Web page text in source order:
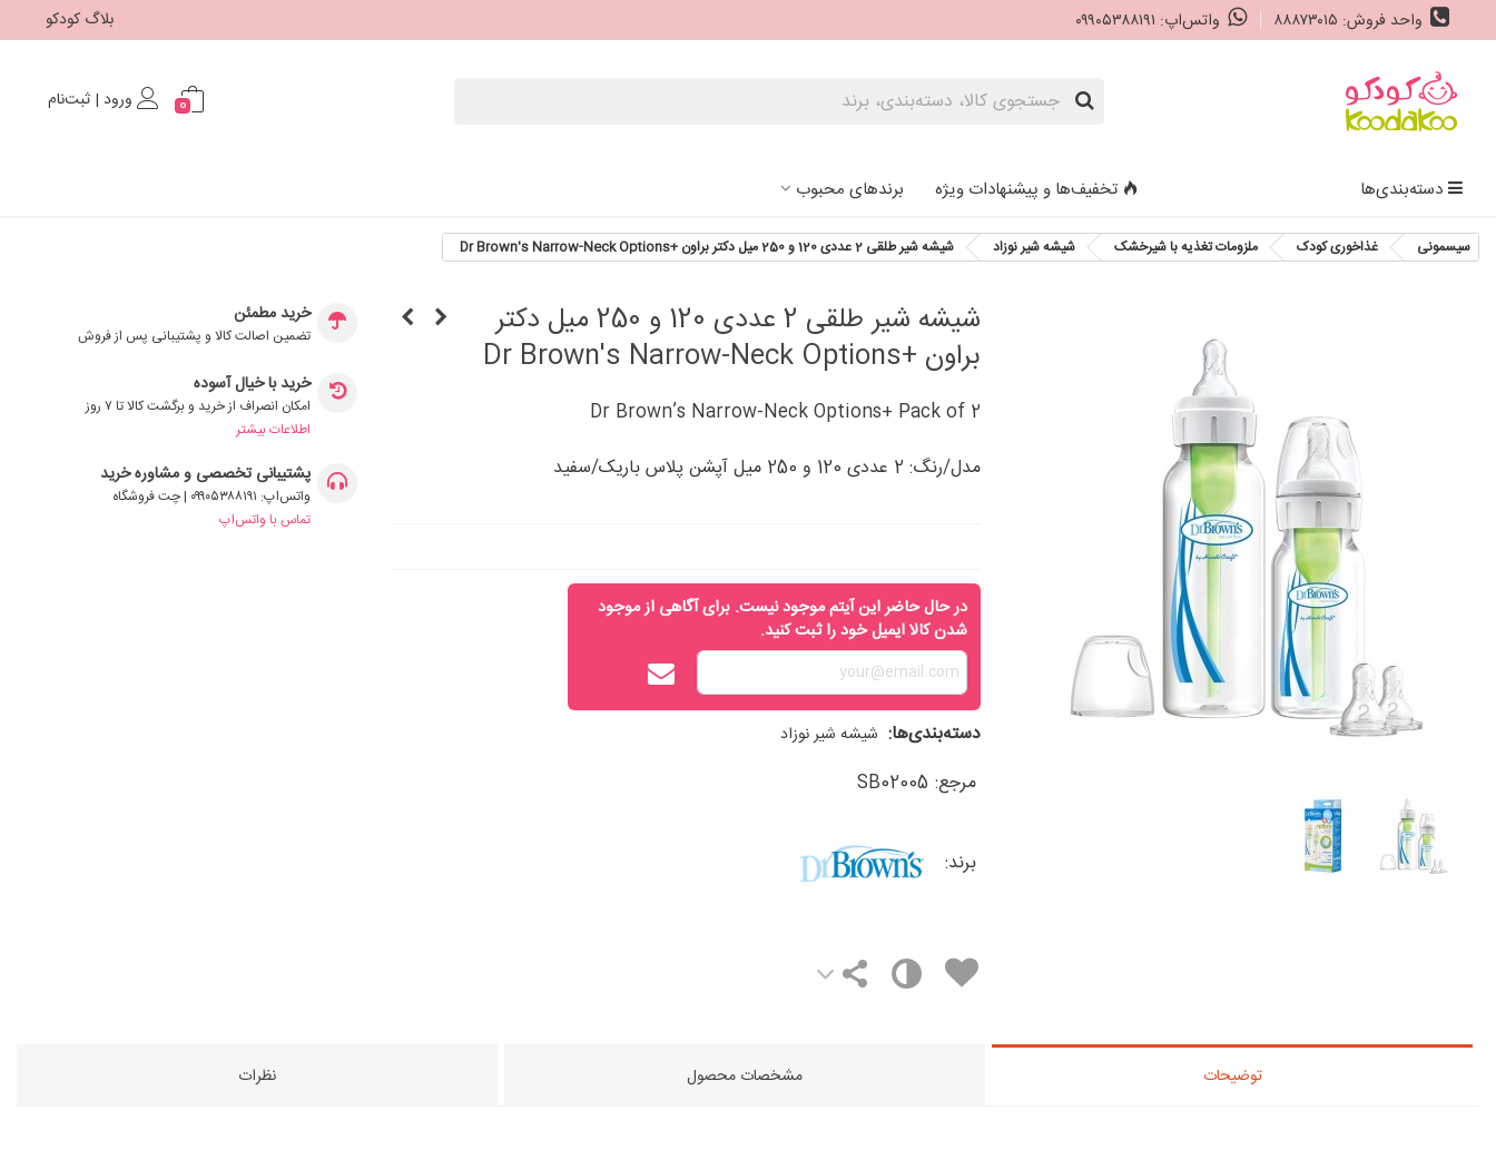
واحد فروش: ۸۸۸۷۳۰۱۵ واتس‌اپ: ۰۹۹۰۵۳۸۸۱۹۱ بلاگ کودکو
0 ورود | ثبت‌نام
دسته‌بندی‌ها تخفیف‌ها و پیشنهادات ویژه برندهای محبوب
سیسمونی غذاخوری کودک ملزومات تغذیه با شیرخشک شیشه شیر نوزاد شیشه شیر طلقی 2 عددی 120 و 250 میل دکتر براون +Dr Brown's Narrow-Neck Options
شیشه شیر طلقی 2 عددی 120 و 250 میل دکتر
براون +Dr Brown's Narrow-Neck Options
Dr Brown’s Narrow-Neck Options+ Pack of 2
مدل/رنگ: 2 عددی 120 و 250 میل آپشن پلاس باریک/سفید
در حال حاضر این آیتم موجود نیست. برای آگاهی از موجود
شدن کالا ایمیل خود را ثبت کنید.
دسته‌بندی‌ها: شیشه شیر نوزاد
مرجع: SB02005
برند:
خرید مطمئن
تضمین اصالت کالا و پشتیبانی پس از فروش
خرید با خیال آسوده
امکان انصراف از خرید و برگشت کالا تا ۷ روز
اطلاعات بیشتر
پشتیبانی تخصصی و مشاوره خرید
واتس‌اپ: ۰۹۹۰۵۳۸۸۱۹۱ | چت فروشگاه
تماس با واتس‌اپ
توضیحات مشخصات محصول نظرات